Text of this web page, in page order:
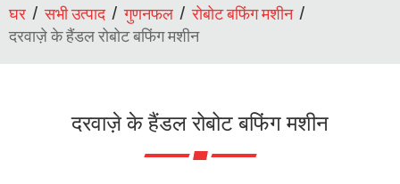
घर सभी उत्पाद गुणनफल
रोबोट बफिंग मशीन
दरवाज़े के हैंडल रोबोट बफिंग मशीन
दरवाज़े के हैंडल रोबोट बफिंग मशीन